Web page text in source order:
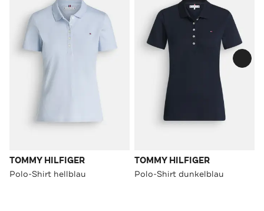
TOMMY HILFIGER
Polo-Shirt hellblau
TOMMY HILFIGER
Polo-Shirt dunkelblau